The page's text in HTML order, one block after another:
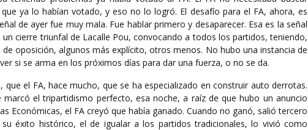
ya lo habían votado, y eso no lo logró. El desafío para el FA, ahora, es
de ayer fue muy mala. Fue hablar primero y desaparecer. Esa es la señal
cierre triunfal de Lacalle Pou, convocando a todos los partidos, teniendo,
oposición, algunos más explícito, otros menos. No hubo una instancia de
si se arma en los próximos días para dar una fuerza, o no se da.
que el FA, hace mucho, que se ha especializado en construir auto derrotas.
marcó el tripartidismo perfecto, esa noche, a raíz de que hubo un anuncio
Económicas, el FA creyó que había ganado. Cuando no ganó, salió tercero
éxito histórico, el de igualar a los partidos tradicionales, lo vivió como